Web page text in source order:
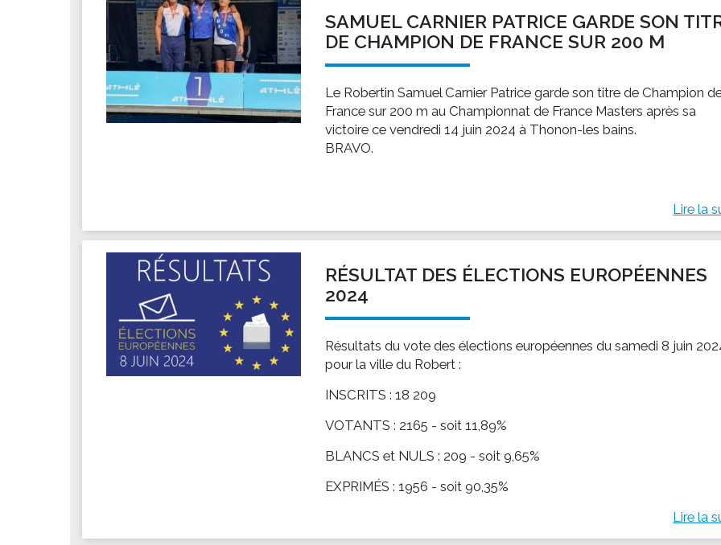
SAMUEL CARNIER PATRICE GARDE SON
DE CHAMPION DE FRANCE SUR 200 M
Le Robertin Samuel Carnier Patrice garde son titre de Champion
France sur 200 m au Championnat de France Masters après sa
victoire ce vendredi 14 juin 2024 à Thonon-les bains.
BRAVO.
Lire la
RÉSULTAT DES ÉLECTIONS EUROPÉENNES
2024
Résultats du vote des élections européennes du samedi 8 juin
pour la ville du Robert :
INSCRITS : 18 209
VOTANTS : 2165 - soit 11,89%
BLANCS et NULS : 209 - soit 9,65%
EXPRIMÉS : 1956 - soit 90,35%
Lire la